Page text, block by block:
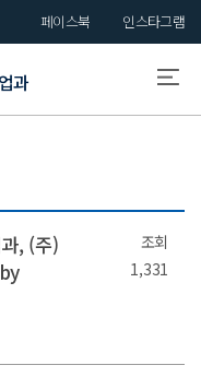
페이스북 인스타그램
과
, (주)
조회
1,331